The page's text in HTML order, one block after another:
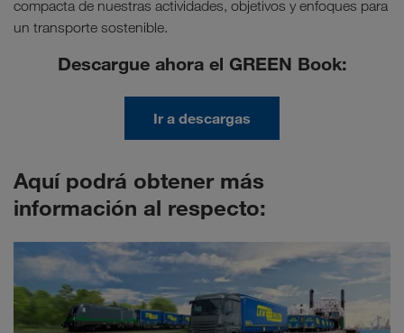
compacta de nuestras actividades, objetivos y enfoques para
un transporte sostenible.
Descargue ahora el GREEN Book:
Ir a descargas
Aquí podrá obtener más
información al respecto: